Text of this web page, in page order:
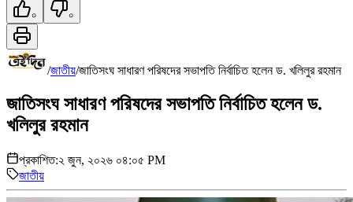
০ ০
/জাতীয়/জাতিসংঘ সাধারণ পরিষদের সভাপতি নির্বাচিত হলেন ড. খলিলুর রহমান
জাতিসংঘ সাধারণ পরিষদের সভাপতি নির্বাচিত হলেন ড.
খলিলুর রহমান
প্রকাশিত:২ জুন, ২০২৬ ০৪:০৫ PM
জাতীয়